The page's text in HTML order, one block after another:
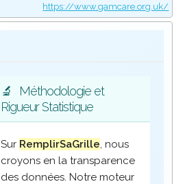
https://www.gamcare.org.uk/
🔬
Méthodologie et
Rigueur Statistique
Sur RemplirSaGrille, nous
croyons en la transparence
des données. Notre moteur